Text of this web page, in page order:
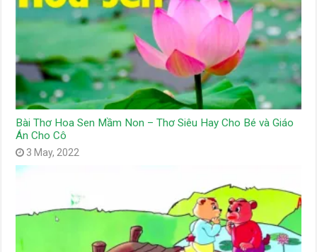
Bài Thơ Hoa Sen Mầm Non – Thơ Siêu Hay Cho Bé và Giáo
Án Cho Cô
3 May, 2022